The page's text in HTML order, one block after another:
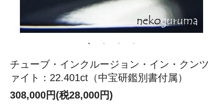
チューブ・インクルージョン・イン・クンツ
ァイト：22.401ct（中宝研鑑別書付属）
308,000円(税28,000円)